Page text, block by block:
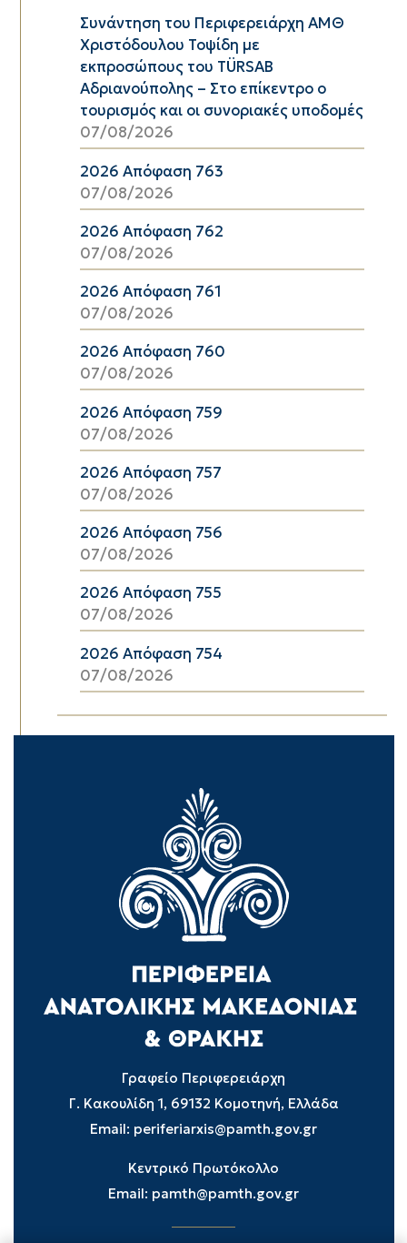
Συνάντηση του Περιφερειάρχη ΑΜΘ
Χριστόδουλου Τοψίδη με
εκπροσώπους του TÜRSAB
Αδριανούπολης – Στο επίκεντρο ο
τουρισμός και οι συνοριακές υποδομές
07/08/2026
2026 Απόφαση 763
07/08/2026
2026 Απόφαση 762
07/08/2026
2026 Απόφαση 761
07/08/2026
2026 Απόφαση 760
07/08/2026
2026 Απόφαση 759
07/08/2026
2026 Απόφαση 757
07/08/2026
2026 Απόφαση 756
07/08/2026
2026 Απόφαση 755
07/08/2026
2026 Απόφαση 754
07/08/2026
Γραφείο Περιφερειάρχη
Γ. Κακουλίδη 1, 69132 Κομοτηνή, Ελλάδα
Email: periferiarxis@pamth.gov.gr
Κεντρικό Πρωτόκολλο
Email: pamth@pamth.gov.gr